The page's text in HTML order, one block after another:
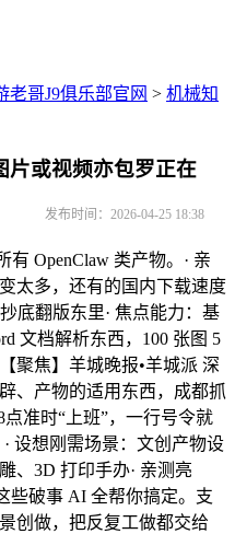
老哥J9俱乐部官网 > 机械知
片或视频亦包罗正在
发布时间：2026-04-25 18:38
OpenClaw 类产物。· 亲
太多，还有的国内下载速度
底翻版东里· 焦点能力：基
文档解析东西，100 张图 5
聚焦】羊城晚报•羊城派 深
、产物的适用东西，成都抓
准时“上班”，一行号令就
设想刚需场景：文创产物设
、3D 打印手办· 亲测亮
些破事 AI 全帮你搞定。支
创做，把反复工做都交给